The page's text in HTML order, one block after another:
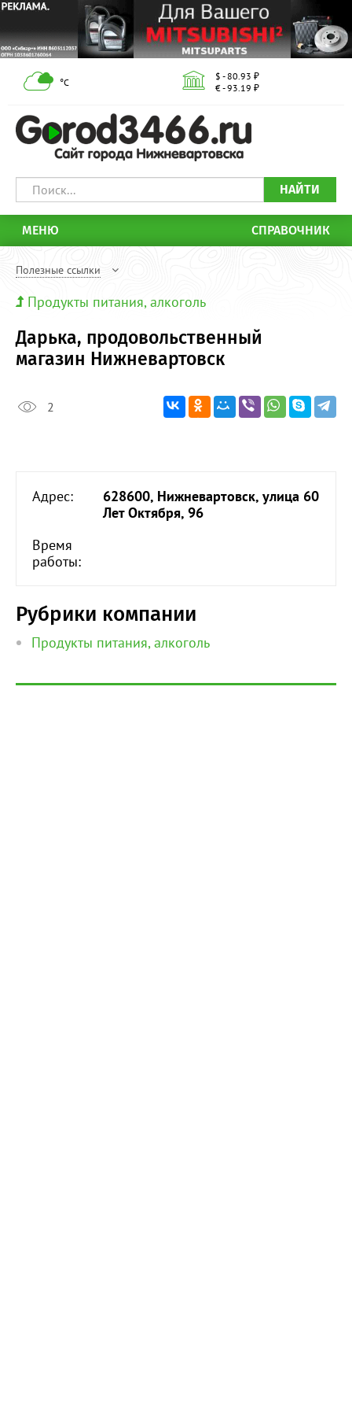
°С
$ - 80.93 ₽
€ - 93.19 ₽
НАЙТИ
МЕНЮ СПРАВОЧНИК
Полезные ссылки
Продукты питания, алкоголь
Дарька, продовольственный
магазин Нижневартовск
2
Адрес:
628600, Нижневартовск, улица 60
Лет Октября, 96
Время
работы:
Рубрики компании
Продукты питания, алкоголь